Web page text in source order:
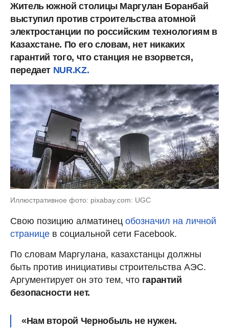
Житель южной столицы Маргулан Боранбай
выступил против строительства атомной
электростанции по российским технологиям в
Казахстане. По его словам, нет никаких
гарантий того, что станция не взорвется,
передает NUR.KZ.
Иллюстративное фото: pixabay.com: UGC
Свою позицию алматинец обозначил на личной
странице в социальной сети Facebook.
По словам Маргулана, казахстанцы должны
быть против инициативы строительства АЭС.
Аргументирует он это тем, что гарантий
безопасности нет.
«Нам второй Чернобыль не нужен.